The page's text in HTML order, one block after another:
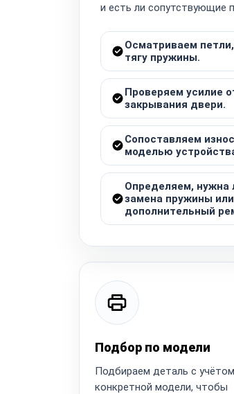
и есть ли сопутствующие
Осматриваем
тягу пружины.
Проверяем усилие
закрывания двери.
Сопоставляем
моделью
Определяем, нужна
замена пружины или
дополнительный
Подбор по модели
Подбираем деталь с учётом
конкретной модели, чтобы